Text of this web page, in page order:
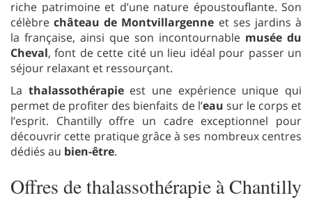
riche patrimoine et d’une nature époustouflante. Son
célèbrechâteau de Montvillargenne et ses jardins à
la française, ainsi que son incontournable musée du
Cheval, font de cette cité un lieu idéal pour passer un
séjour relaxant et ressourçant.
La thalassothérapieest une expérience unique qui
permet de profiter des bienfaits de l’eau sur le corps et
l’esprit. Chantilly offre un cadre exceptionnel pour
découvrir cette pratique grâce à ses nombreux centres
dédiés au bien-être.
Offres de thalassothérapie à Chantilly